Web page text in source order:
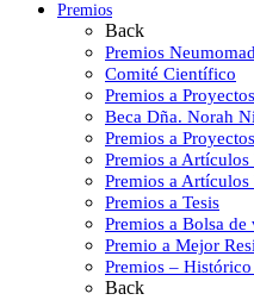
Premios
Back
Premios
Comité Científico
Premios a Proyectos
Beca Dña. Norah
Premios a
Premios a
Premios a Artículos
Premios a Tesis
Premios a Bolsa de
Premio a Mejor
Premios –
Back